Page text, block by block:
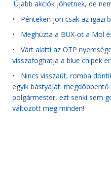
'Újabb akciók jöhetnek, de
• Pénteken jön csak az igazi
• Meghúzta a BUX-ot a Mol
• Várt alatti az OTP
visszafoghatja a blue chipek
• Nincs visszaút, romba
egyik bástyáját:
polgármester, ezt senki sem
változott meg minden!'